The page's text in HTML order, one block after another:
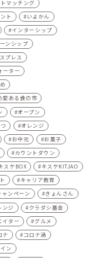
マッチング
ト
いよかん
インターシップ
ンシップ
プレス
ーター
愛ある食の市
オープン
オレンジ
お中元
お菓子
カウントダウン
スケBOX
キスケKITJAO
キャリア教育
ャンペーン
きょんさん
ンジ
クラダシ基金
イター
グルメ
ナ
コロナ渦
ン